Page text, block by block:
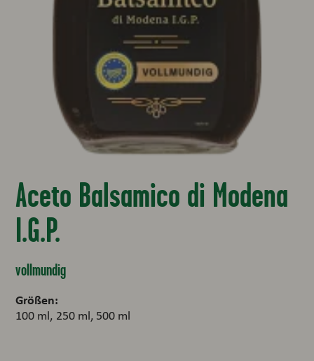
Aceto Balsamico di Modena
I.G.P.
vollmundig
Größen:
100 ml 250 ml 500 ml